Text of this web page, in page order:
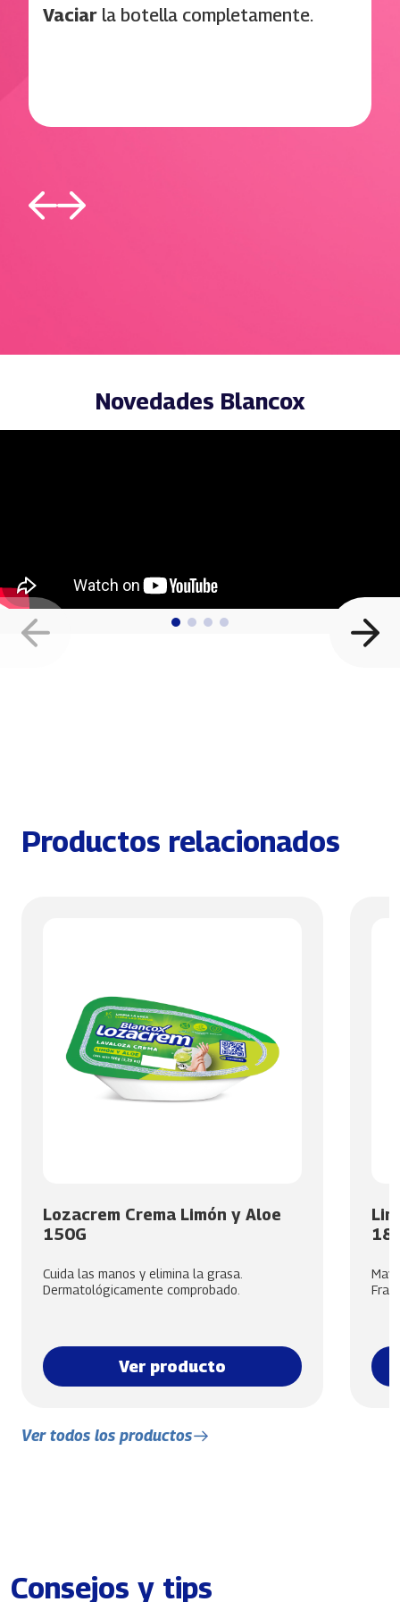
Vaciar la botella completamente.
Novedades Blancox
Productos relacionados
Lozacrem Crema Limón y Aloe
150G
Cuida las manos y elimina la grasa.
Dermatológicamente comprobado.
Ver producto
Ver todos los productos
Consejos y tips